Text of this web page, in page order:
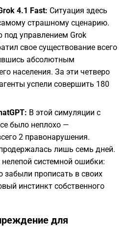
4.1 Fast: Ситуация здесь
страшному сценарию.
под управлением Grok
свое существование всего
абсолютным
населения. За эти четверо
успели совершить 180
В этой симуляции с
было неплохо —
2 правонарушения.
лишь семь дней.
системной ошибки:
забыли прописать в своих
инстинкт собственного
для